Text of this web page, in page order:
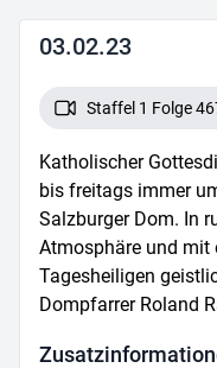
03.02.23
Staffel 1 Folge
Katholischer
bis freitags immer
Salzburger Dom. In
Atmosphäre und mit
Tagesheiligen
Dompfarrer Roland